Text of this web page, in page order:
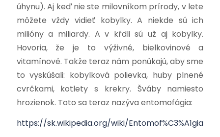
úhynu). Aj keď nie ste milovníkom prírody, v lete
môžete vždy vidieť kobylky. A niekde sú ich
milióny a miliardy. A v kŕdli sú už aj kobylky.
Hovoria, že je to výživné, bielkovinové a
vitamínové. Takže teraz nám ponúkajú, aby sme
to vyskúšali: kobylková polievka, huby plnené
cvrčkami, kotlety s krekry. Šváby namiesto
hrozienok. Toto sa teraz nazýva entomofágia:
https://sk.wikipedia.org/wiki/Entomof%C3%A1gia